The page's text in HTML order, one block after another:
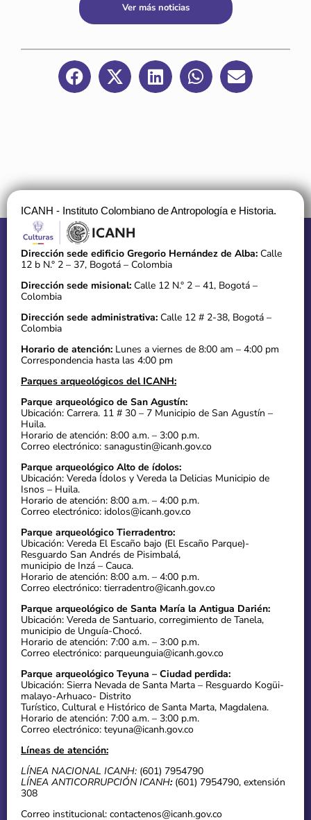
Ver más noticias
ICANH - Instituto Colombiano de Antropología e Historia.
Dirección sede edificio Gregorio Hernández de Alba: Calle
12 b N.° 2 – 37, Bogotá – Colombia
Dirección sede misional: Calle 12 N.° 2 – 41, Bogotá –
Colombia
Dirección sede administrativa: Calle 12 # 2-38, Bogotá –
Colombia
Horario de atención: Lunes a viernes de 8:00 am – 4:00 pm
Correspondencia hasta las 4:00 pm
Parques arqueológicos del ICANH:
Parque arqueológico de San Agustín:
Ubicación: Carrera. 11 # 30 – 7 Municipio de San Agustín –
Huila.
Horario de atención: 8:00 a.m. – 3:00 p.m.
Correo electrónico: sanagustin@icanh.gov.co
Parque arqueológico Alto de ídolos:
Ubicación: Vereda Ídolos y Vereda la Delicias Municipio de
Isnos – Huila.
Horario de atención: 8:00 a.m. – 4:00 p.m.
Correo electrónico: idolos@icanh.gov.co
Parque arqueológico Tierradentro:
Ubicación: Vereda El Escaño bajo (El Escaño Parque)-
Resguardo San Andrés de Pisimbalá,
municipio de Inzá – Cauca.
Horario de atención: 8:00 a.m. – 4:00 p.m.
Correo electrónico: tierradentro@icanh.gov.co
Parque arqueológico de Santa María la Antigua Darién:
Ubicación: Vereda de Santuario, corregimiento de Tanela,
municipio de Unguía-Chocó.
Horario de atención: 7:00 a.m. – 3:00 p.m.
Correo electrónico: parqueunguia@icanh.gov.co
Parque arqueológico Teyuna – Ciudad perdida:
Ubicación: Sierra Nevada de Santa Marta – Resguardo Kogüi-
malayo-Arhuaco- Distrito
Turístico, Cultural e Histórico de Santa Marta, Magdalena.
Horario de atención: 7:00 a.m. – 3:00 p.m.
Correo electrónico: teyuna@icanh.gov.co
Líneas de atención:
LÍNEA NACIONAL ICANH: (601) 7954790
LÍNEA ANTICORRUPCIÓN ICANH: (601) 7954790, extensión
308
Correo institucional: contactenos@icanh.gov.co